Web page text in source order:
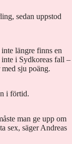
sedan uppstod
längre finns en
inte i Sydkoreas fall –
sju poäng.
i förtid.
man ge upp om
sex, säger Andreas